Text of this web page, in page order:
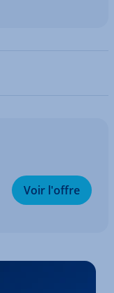
Voir l'offre